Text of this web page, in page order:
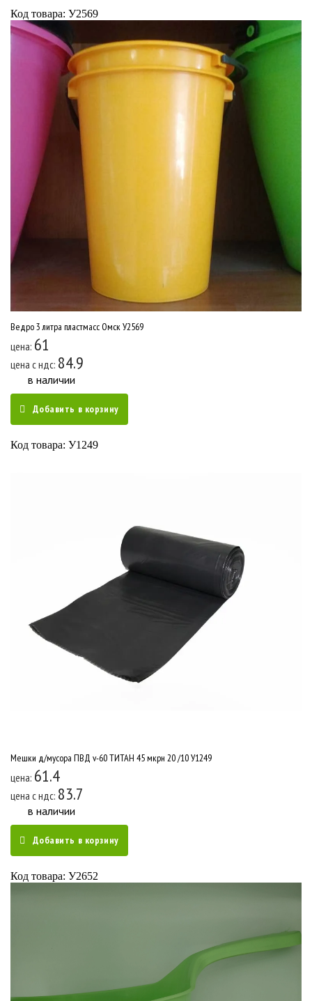
Код товара: У2569
Ведро 3 литра пластмасс Омск У2569
цена: 61
цена c ндс: 84.9
в наличии
Добавить в корзину
Код товара: У1249
Мешки д/мусора ПВД v-60 ТИТАН 45 мкрн 20 /10 У1249
цена: 61.4
цена c ндс: 83.7
в наличии
Добавить в корзину
Код товара: У2652